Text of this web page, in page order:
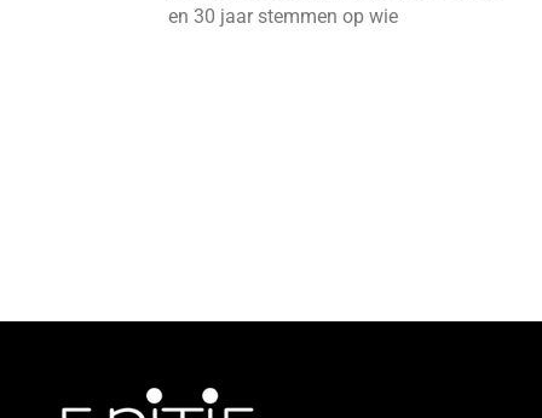
en 30 jaar stemmen op wie